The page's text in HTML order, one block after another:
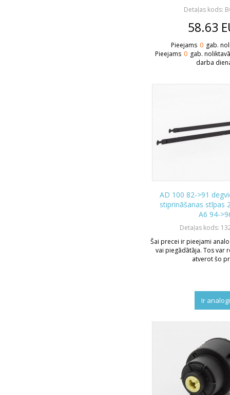
Detaļas kods:
58.63
Pieejams 0 gab.
Pieejams 0 gab.
darba
AD 100 82->91
stiprināšanas stīpas
A6 94-
Detaļas kods:
Šai precei ir pieejami
vai piegādātāja. Tos var
atverot šo
Ir analogi